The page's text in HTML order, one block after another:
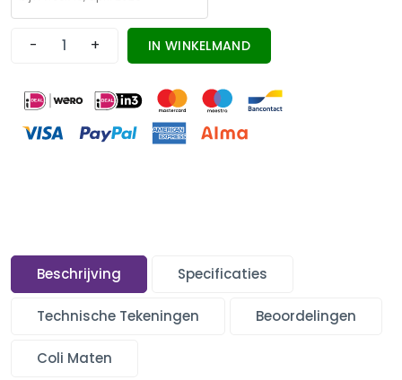
- + IN WINKELMAND
Beschrijving Specificaties
Technische Tekeningen Beoordelingen
Coli Maten